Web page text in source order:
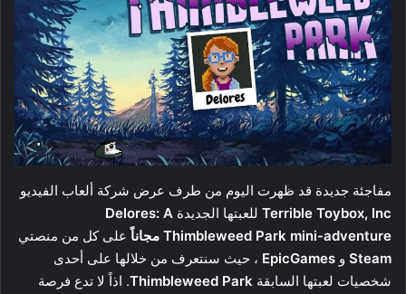
مفاجئة جديدة قد ظهرت اليوم من طرف عرض شركة ألعاب الفيديو
Terrible Toybox, Inc للعبتها الجديدة Delores: A
Thimbleweed Park mini-adventure مجاناًعلى كل من منصتي
Steam و EpicGames ، حيث سنتعرف من خلالها على أحدى
شخصيات لعبتها السابقة Thimbleweed Park. اذاً لا تدع فرصة